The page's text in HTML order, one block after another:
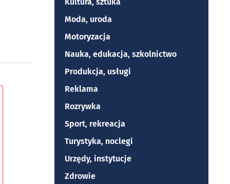
Moda, uroda
Motoryzacja
Nauka, edukacja, szkolnictwo
Produkcja, usługi
Reklama
Rozrywka
Sport, rekreacja
Turystyka, noclegi
Urzędy, instytucje
Zdrowie